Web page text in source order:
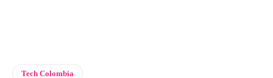
Tech Colombia